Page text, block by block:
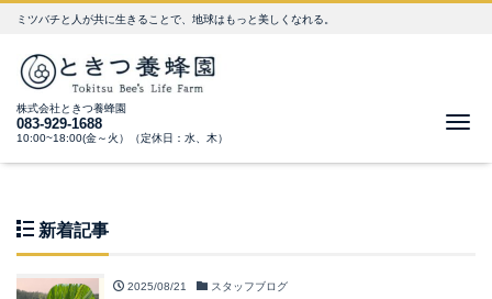
ミツバチと人が共に生きることで、地球はもっと美しくなれる。
株式会社ときつ養蜂園
083-929-1688
10:00~18:00(金～火）（定休日：水、木）
新着記事
2025/08/21 スタッフブログ